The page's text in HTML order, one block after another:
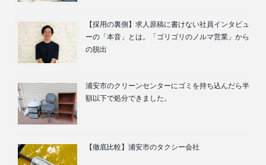
【採用の裏側】求人原稿に書けない社員インタビュ
ーの「本音」とは。「ゴリゴリのノルマ営業」から
の脱出
浦安市のクリーンセンターにゴミを持ち込んだら半
額以下で処分できました。
【徹底比較】浦安市のタクシー会社